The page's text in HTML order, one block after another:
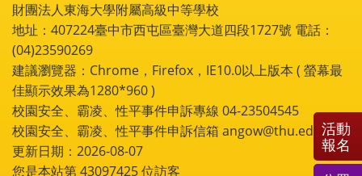
財團法人東海大學附屬高級中等學校
地址：407224臺中市西屯區臺灣大道四段1727號 電話：
(04)23590269
建議瀏覽器：Chrome，Firefox，IE10.0以上版本 ( 螢幕最
佳顯示效果為1280*960 )
校園安全、霸凌、性平事件申訴專線 04-23504545
校園安全、霸凌、性平事件申訴信箱 angow@thu.edu.tw
更新日期：2026-08-07
您是本站第43097425位訪客
活動
報名